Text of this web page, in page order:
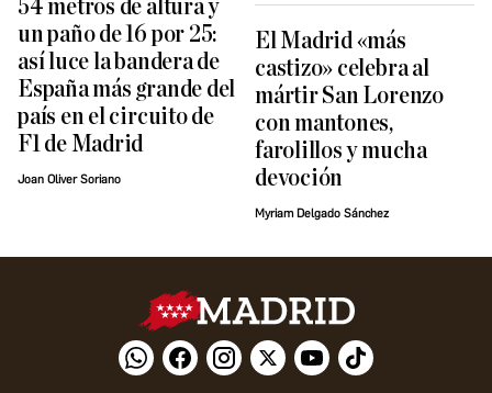
54 metros de altura y
un paño de 16 por 25:
así luce la bandera de
España más grande del
país en el circuito de
F1 de Madrid
Joan Oliver Soriano
El Madrid «más
castizo» celebra al
mártir San Lorenzo
con mantones,
farolillos y mucha
devoción
Myriam Delgado Sánchez